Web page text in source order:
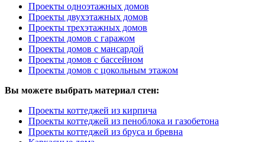
Проекты одноэтажных домов
Проекты двухэтажных домов
Проекты трехэтажных домов
Проекты домов с гаражом
Проекты домов с мансардой
Проекты домов с бассейном
Проекты домов с цокольным этажом
Вы можете выбрать материал стен:
Проекты коттеджей из кирпича
Проекты коттеджей из пеноблока и газобетона
Проекты коттеджей из бруса и бревна